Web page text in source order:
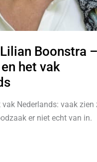
Boonstra –
het vak
Nederlands: vaak zien
er niet echt van in.